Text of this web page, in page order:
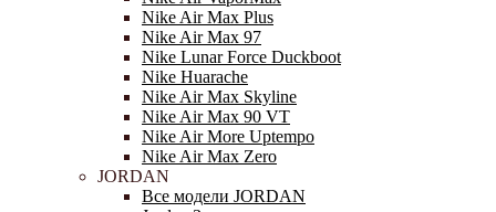
Nike Air Max Plus
Nike Air Max 97
Nike Lunar Force Duckboot
Nike Huarache
Nike Air Max Skyline
Nike Air Max 90 VT
Nike Air More Uptempo
Nike Air Max Zero
JORDAN
Все модели JORDAN